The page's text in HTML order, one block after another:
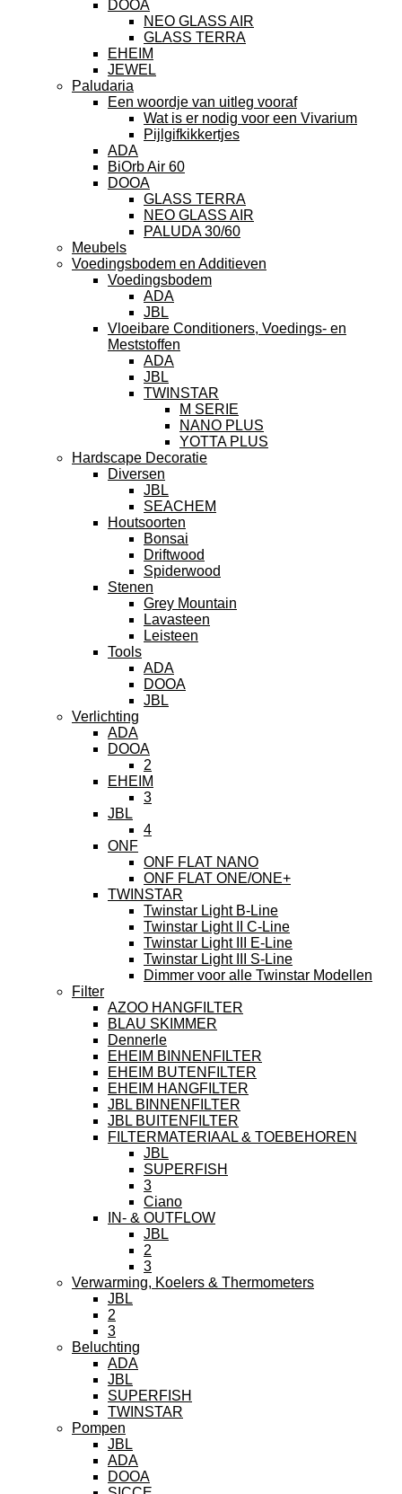
DOOA
NEO GLASS AIR
GLASS TERRA
EHEIM
JEWEL
Paludaria
Een woordje van uitleg vooraf
Wat is er nodig voor een Vivarium
Pijlgifkikkertjes
ADA
BiOrb Air 60
DOOA
GLASS TERRA
NEO GLASS AIR
PALUDA 30/60
Meubels
Voedingsbodem en Additieven
Voedingsbodem
ADA
JBL
Vloeibare Conditioners, Voedings- en
Meststoffen
ADA
JBL
TWINSTAR
M SERIE
NANO PLUS
YOTTA PLUS
Hardscape Decoratie
Diversen
JBL
SEACHEM
Houtsoorten
Bonsai
Driftwood
Spiderwood
Stenen
Grey Mountain
Lavasteen
Leisteen
Tools
ADA
DOOA
JBL
Verlichting
ADA
DOOA
2
EHEIM
3
JBL
4
ONF
ONF FLAT NANO
ONF FLAT ONE/ONE+
TWINSTAR
Twinstar Light B-Line
Twinstar Light II C-Line
Twinstar Light III E-Line
Twinstar Light III S-Line
Dimmer voor alle Twinstar Modellen
Filter
AZOO HANGFILTER
BLAU SKIMMER
Dennerle
EHEIM BINNENFILTER
EHEIM BUTENFILTER
EHEIM HANGFILTER
JBL BINNENFILTER
JBL BUITENFILTER
FILTERMATERIAAL & TOEBEHOREN
JBL
SUPERFISH
3
Ciano
IN- & OUTFLOW
JBL
2
3
Verwarming, Koelers & Thermometers
JBL
2
3
Beluchting
ADA
JBL
SUPERFISH
TWINSTAR
Pompen
JBL
ADA
DOOA